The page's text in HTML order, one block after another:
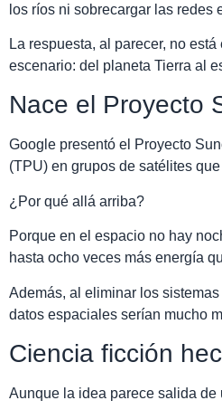
los ríos ni sobrecargar las redes
La respuesta, al parecer, no
escenario: del planeta Tierra al
Nace el Proyecto
Google presentó el Proyecto
(TPU) en grupos de satélites
¿Por qué allá arriba?
Porque en el espacio no hay
hasta ocho veces más energía
Además, al eliminar los
datos espaciales serían mucho
Ciencia ficción
Aunque la idea parece salida de